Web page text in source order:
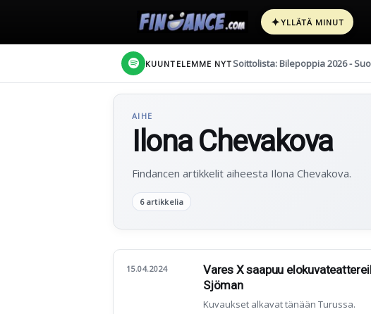
✦YLLÄTÄ MINUT
KUUNTELEMME NYT Soittolista: Bilepoppia 2026 -
AIHE
Ilona Chevakova
Findancen artikkelit aiheesta Ilona Chevakova.
6 artikkelia
15.04.2024
Vares X saapuu
Sjöman
Kuvaukset alkavat tänään Turussa.